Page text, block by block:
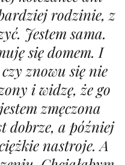
rodzinie, z
Jestem sama.
się domem. I
znowu się nie
i widzę, że go
zmęczona
dobrze, a później
nastroje. A